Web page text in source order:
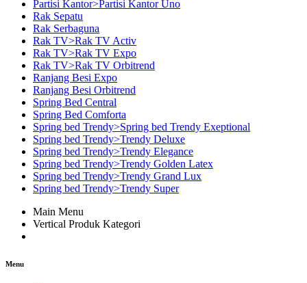
Partisi Kantor>Partisi Kantor Uno
Rak Sepatu
Rak Serbaguna
Rak TV>Rak TV Activ
Rak TV>Rak TV Expo
Rak TV>Rak TV Orbitrend
Ranjang Besi Expo
Ranjang Besi Orbitrend
Spring Bed Central
Spring Bed Comforta
Spring bed Trendy>Spring bed Trendy Exeptional
Spring bed Trendy>Trendy Deluxe
Spring bed Trendy>Trendy Elegance
Spring bed Trendy>Trendy Golden Latex
Spring bed Trendy>Trendy Grand Lux
Spring bed Trendy>Trendy Super
Main Menu
Vertical Produk Kategori
Menu